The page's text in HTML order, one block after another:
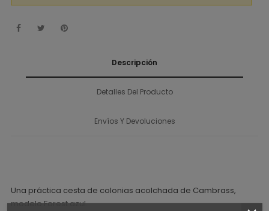
Descripción
Detalles Del Producto
Envíos Y Devoluciones
Una práctica cesta de colonias acolchada de Cambrass,
modelo Forest azul.